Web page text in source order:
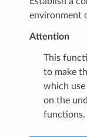
environment
Attention
This
to make
which
on the
functions.